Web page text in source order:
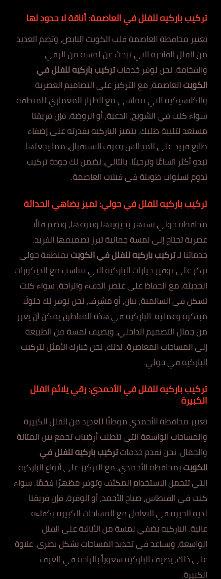
تركيب باركيه للفلل في العاصمة: أناقة لا حدود لها
تعتبر محافظة العاصمة قلب الكويت النابض، وتضم العديد
من الفلل الفاخرة التي تبحث عن لمسة من الرقي
والفخامة. نحن نوفر خدماتتركيب باركيه للفلل في
الكويتالعاصمة، مع التركيز على التصاميم العصرية
والكلاسيكية التي تتماشى مع الطراز المعماري للمنطقة.
سواء كنت في الشويخ، الدعية، أو الروضة، فإن فريقنا
مستعد لتلبية طلبك. يتميز الباركيه بقدرته على إضفاء
طابع فريد على المجالس وغرف الاستقبال، مما يجعلها
تبدو أكثر اتساعًا وترحيبًا. بالتالي، نضمن لك جودة تركيب
تدوم لسنوات طويلة في فيلات العاصمة.
تركيب باركيه للفلل في حولي: تميز يضاهي الحداثة
محافظة حولي تشتهر بحيويتها وتنوعها، وتضم فللًا
عصرية تحتاج إلى لمسة جمالية تبرز تصميمها الفريد.
خدماتنا لـتركيب باركيه للفلل في الكويتبمنطقة حولي
تركز على توفير خيارات الباركيه التي تتناسب مع الديكورات
الحديثة، مع الحفاظ على عنصر الدفء والراحة. سواء كنت
تسكن في السالمية، بيان، أو مشرف، نحن نوفر لك حلولًا
مبتكرة وعملية. الباركيه في هذه المناطق يمكن أن يعزز
من جمال التصميم الداخلي، ويضيف لمسة من الطبيعة
إلى المساحات المعاصرة. لذلك، نحن خيارك الأمثل لتركيب
الباركيه في حولي.
تركيب باركيه للفلل في الأحمدي: رقي يلائم الفلل
الكبيرة
تعتبر محافظة الأحمدي موطنًا للعديد من الفلل الكبيرة
والمساحات الواسعة التي تتطلب أرضيات تجمع بين المتانة
والجمال. نحن نقدم خدماتتركيب باركيه للفلل في
الكويتبمحافظة الأحمدي، مع التركيز على أنواع الباركيه
التي تتحمل الاستخدام المكثف وتوفر مظهرًا فخمًا. سواء
كنت في الفنطاس، صباح الأحمد، أو الوفرة، فإن فريقنا
لديه الخبرة في التعامل مع المساحات الكبيرة بكفاءة
عالية. الباركيه يضفي لمسة من الأناقة على الفلل
الواسعة، ويساعد في تحديد المساحات بشكل بصري. علاوة
على ذلك، يضيف الباركيه شعوراً بالراحة في الغرف
الكبيرة.